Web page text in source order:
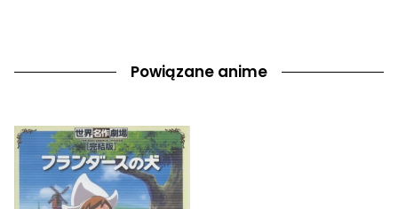
Powiązane anime